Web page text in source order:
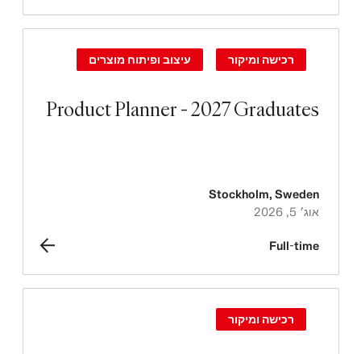
Product Planner - 2027 Graduates
רכישה ומיקור עיצוב ופיתוח מוצרים
Stockholm, Sweden
אוג׳ 5, 2026
Full-time
רכישה ומיקור